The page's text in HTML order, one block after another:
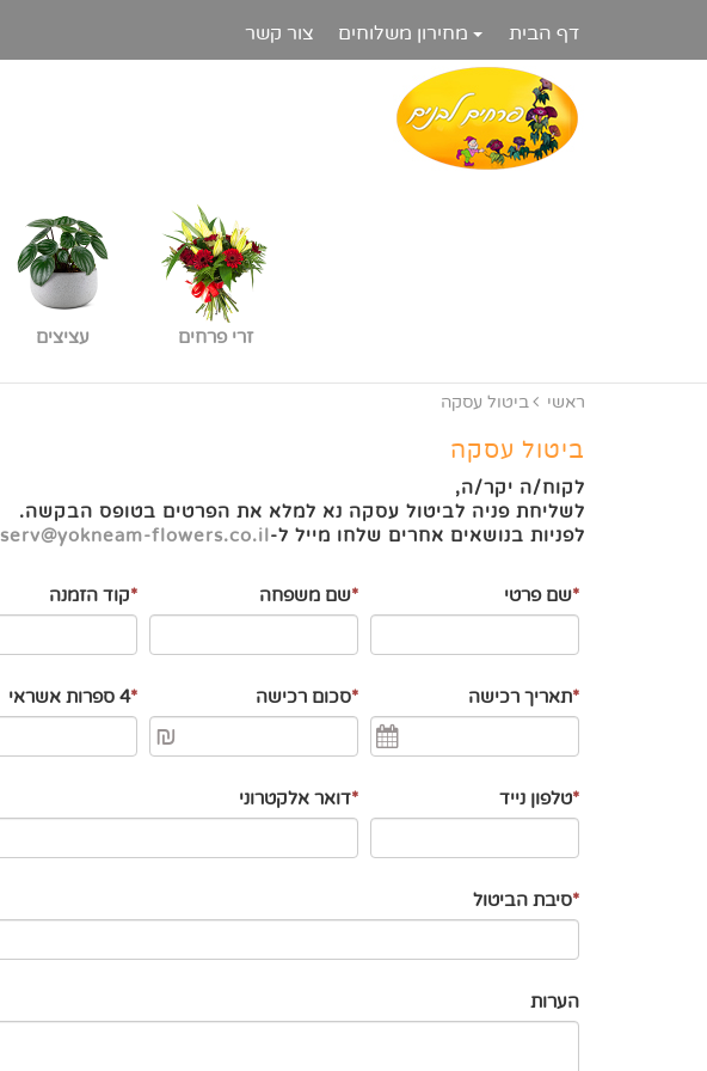
דף הבית מחירון משלוחים צור קשר
זרי פרחים עציצים
ראשי ביטול עסקה
ביטול עסקה
לקוח/ה יקר/ה,
לשליחת פניה לביטול עסקה נא למלא את הפרטים בטופס הבקשה.
לפניות בנושאים אחרים שלחו מייל ל-serv@yokneam-flowers.co.il
*שם פרטי *שם משפחה *קוד הזמנה
*תאריך רכישה *סכום רכישה
₪
*4 ספרות אשראי
*טלפון נייד *דואר אלקטרוני
*סיבת הביטול
הערות